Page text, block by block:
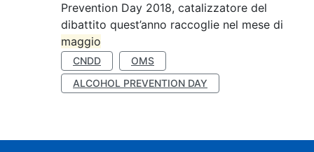
Prevention Day 2018, catalizzatore del
dibattito quest’anno raccoglie nel mese di
maggio
CNDD
OMS
ALCOHOL PREVENTION DAY